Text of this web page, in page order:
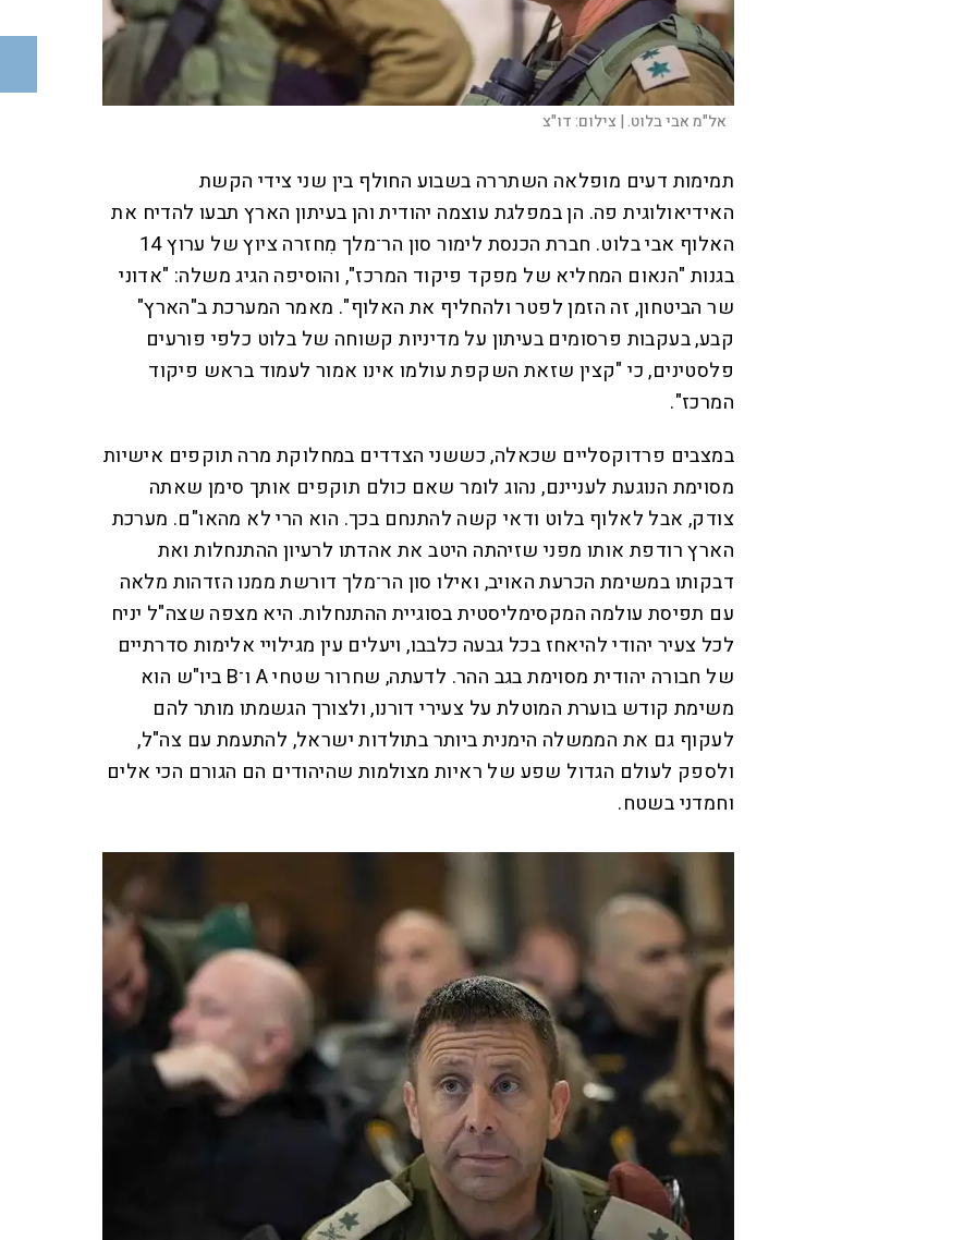
אל"מ אבי בלוט. | צילום:דו"צ
תמימות דעים מופלאה השתררה בשבוע החולף בין שני צידי הקשת
האידיאולוגית פה. הן במפלגת עוצמה יהודית והן בעיתון הארץ תבעו להדיח את
האלוף אבי בלוט. חברת הכנסת לימור סון הר־מלך מִחזרה ציוץ של ערוץ 14
בגנות "הנאום המחליא של מפקד פיקוד המרכז", והוסיפה הגיג משלה: "אדוני
שר הביטחון, זה הזמן לפטר ולהחליף את האלוף". מאמר המערכת ב"הארץ"
קבע, בעקבות פרסומים בעיתון על מדיניות קשוחה של בלוט כלפי פורעים
פלסטינים, כי "קצין שזאת השקפת עולמו אינו אמור לעמוד בראש פיקוד
המרכז".
במצבים פרדוקסליים שכאלה, כששני הצדדים במחלוקת מרה תוקפים אישיות
מסוימת הנוגעת לעניינם, נהוג לומר שאם כולם תוקפים אותך סימן שאתה
צודק, אבל לאלוף בלוט ודאי קשה להתנחם בכך. הוא הרי לא מהאו"ם. מערכת
הארץ רודפת אותו מפני שזיהתה היטב את אהדתו לרעיון ההתנחלות ואת
דבקותו במשימת הכרעת האויב, ואילו סון הר־מלך דורשת ממנו הזדהות מלאה
עם תפיסת עולמה המקסימליסטית בסוגיית ההתנחלות. היא מצפה שצה"ל יניח
לכל צעיר יהודי להיאחז בכל גבעה כלבבו, ויעלים עין מגילויי אלימות סדרתיים
של חבורה יהודית מסוימת בגב ההר. לדעתה, שחרור שטחי A ו־B ביו"ש הוא
משימת קודש בוערת המוטלת על צעירי דורנו, ולצורך הגשמתו מותר להם
לעקוף גם את הממשלה הימנית ביותר בתולדות ישראל, להתעמת עם צה"ל,
ולספק לעולם הגדול שפע של ראיות מצולמות שהיהודים הם הגורם הכי אלים
וחמדני בשטח.